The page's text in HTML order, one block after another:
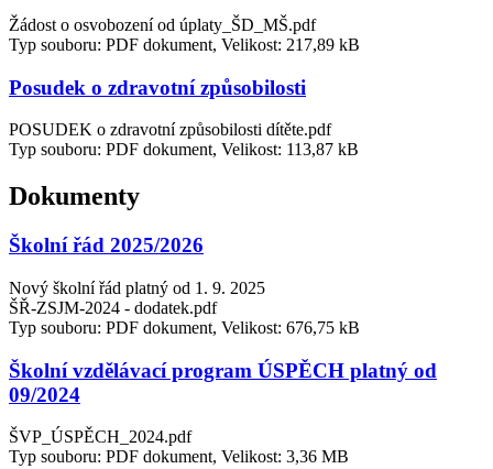
Žádost o osvobození od úplaty_ŠD_MŠ.pdf
Typ souboru: PDF dokument, Velikost: 217,89 kB
Posudek o zdravotní způsobilosti
POSUDEK o zdravotní způsobilosti dítěte.pdf
Typ souboru: PDF dokument, Velikost: 113,87 kB
Dokumenty
Školní řád 2025/2026
Nový školní řád platný od 1. 9. 2025
ŠŘ-ZSJM-2024 - dodatek.pdf
Typ souboru: PDF dokument, Velikost: 676,75 kB
Školní vzdělávací program ÚSPĚCH platný od
09/2024
ŠVP_ÚSPĚCH_2024.pdf
Typ souboru: PDF dokument, Velikost: 3,36 MB